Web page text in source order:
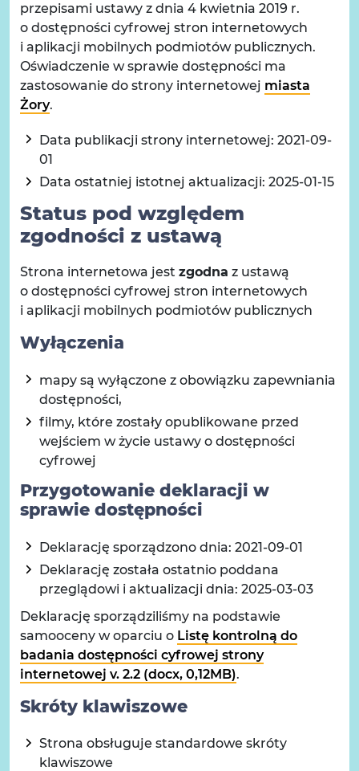
przepisami ustawy z dnia 4 kwietnia 2019 r.
o dostępności cyfrowej stron internetowych
i aplikacji mobilnych podmiotów publicznych.
Oświadczenie w sprawie dostępności ma
zastosowanie do strony internetowej miasta
Żory.
Data publikacji strony internetowej: 2021-09-
01
Data ostatniej istotnej aktualizacji: 2025-01-15
Status pod względem
zgodności z ustawą
Strona internetowa jest zgodna z ustawą
o dostępności cyfrowej stron internetowych
i aplikacji mobilnych podmiotów publicznych
Wyłączenia
mapy są wyłączone z obowiązku zapewniania
dostępności,
filmy, które zostały opublikowane przed
wejściem w życie ustawy o dostępności
cyfrowej
Przygotowanie deklaracji w
sprawie dostępności
Deklarację sporządzono dnia: 2021-09-01
Deklarację została ostatnio poddana
przeglądowi i aktualizacji dnia: 2025-03-03
Deklarację sporządziliśmy na podstawie
samooceny w oparciu o Listę kontrolną do
badania dostępności cyfrowej strony
internetowej v. 2.2 (docx, 0,12MB).
Skróty klawiszowe
Strona obsługuje standardowe skróty
klawiszowe